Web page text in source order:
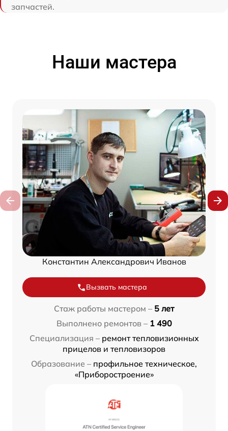
запчастей.
Наши мастера
Константин Александрович Иванов
Вызвать мастера
Стаж работы мастером – 5 лет
Выполнено ремонтов – 1 490
Специализация – ремонт тепловизионных
прицелов и тепловизоров
Образование – профильное техническое,
«Приборостроение»